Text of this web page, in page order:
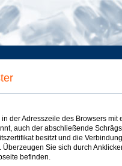
der Adresszeile des Browsers
auch der abschließende
besitzt und die
Sie sich durch
befinden.